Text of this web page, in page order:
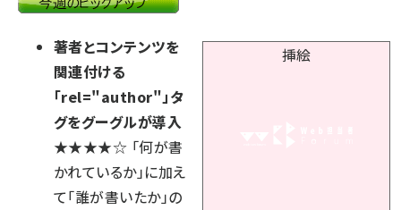
著者とコンテンツを
関連付ける
「rel="author"」タ
グをグーグルが導入
★★★★☆ 「何が書
かれているか」に加え
て「誰が書いたか」の